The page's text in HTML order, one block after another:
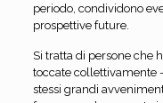
periodo, condividono
prospettive future.
Si tratta di persone che
toccate collettivamente
stessi grandi